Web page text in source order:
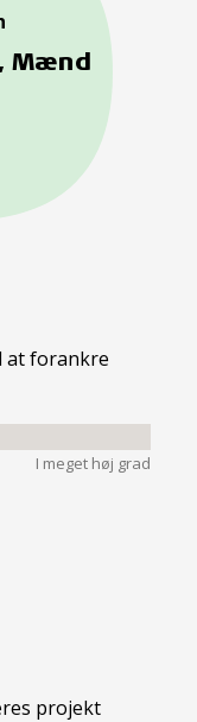
Mænd
at forankre
I meget høj grad
projekt